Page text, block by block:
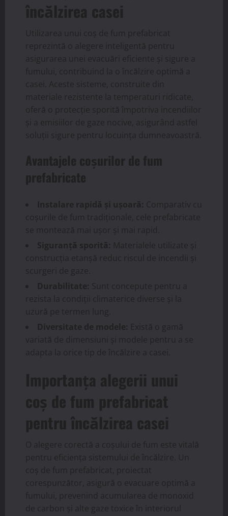
încălzirea casei
Utilizarea unui coș de fum prefabricat
reprezintă o alegere inteligentă pentru
asigurarea unei evacuări eficiente și sigure a
fumului, contribuind la o încălzire optimă a
casei. Aceste sisteme, construite din
materiale rezistente la temperaturi ridicate,
oferă o protecție sporită împotriva incendiilor
și a emisiilor de gaze nocive, asigurând astfel
soluții sigure pentru locuința dumneavoastră.
Avantajele coșurilor de fum
prefabricate
Instalare rapidă și ușoară: Comparativ cu
coșurile de fum tradiționale, cele prefabricate
se montează mai ușor și mai rapid.
Siguranță sporită: Materialele utilizate și
construcția etanșă reduc riscul de incendii și
scurgeri de gaze.
Durabilitate: Sunt concepute pentru a
rezista la condiții climaterice diverse și la
uzură pe termen lung.
Diversitate de modele: Există o gamă
variată de dimensiuni și modele pentru a se
adapta la orice tip de încălzire a casei.
Importanța alegerii unui
coș de fum prefabricat
pentru încălzirea casei
O alegere corectă a coșului de fum este vitală
pentru eficiența sistemului de încălzire. Un
coș de fum prefabricat, proiectat
corespunzător, asigură o evacuare optimă a
fumului, prevenind acumularea de monoxid
de carbon și alte gaze toxice în interiorul